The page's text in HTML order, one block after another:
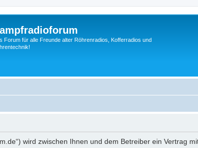
Forum für alle Freunde alter Röhrenradios, Kofferradios und
wird zwischen Ihnen und dem Betreiber ein Vertrag